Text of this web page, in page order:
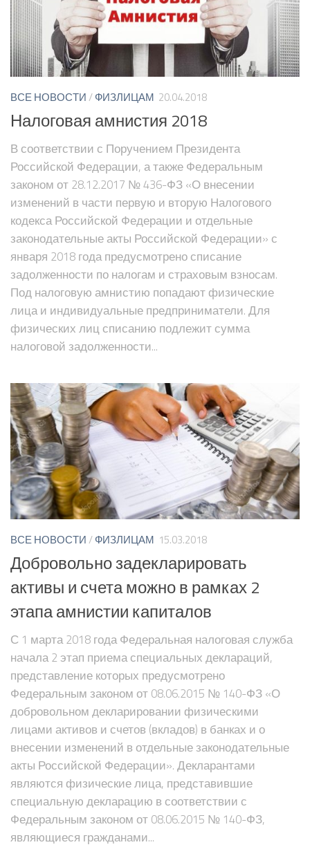
ВСЕ НОВОСТИ/ФИЗЛИЦАМ 20.04.2018
Налоговая амнистия 2018
В соответствии с Поручением Президента
Российской Федерации, а также Федеральным
законом от 28.12.2017 № 436-ФЗ «О внесении
изменений в части первую и вторую Налогового
кодекса Российской Федерации и отдельные
законодательные акты Российской Федерации» с
января 2018 года предусмотрено списание
задолженности по налогам и страховым взносам.
Под налоговую амнистию попадают физические
лица и индивидуальные предприниматели. Для
физических лиц списанию подлежит сумма
налоговой задолженности...
ВСЕ НОВОСТИ/ФИЗЛИЦАМ 15.03.2018
Добровольно задекларировать
активы и счета можно в рамках 2
этапа амнистии капиталов
С 1 марта 2018 года Федеральная налоговая служба
начала 2 этап приема специальных деклараций,
представление которых предусмотрено
Федеральным законом от 08.06.2015 № 140-ФЗ «О
добровольном декларировании физическими
лицами активов и счетов (вкладов) в банках и о
внесении изменений в отдельные законодательные
акты Российской Федерации». Декларантами
являются физические лица, представившие
специальную декларацию в соответствии с
Федеральным законом от 08.06.2015 № 140-ФЗ,
являющиеся гражданами...